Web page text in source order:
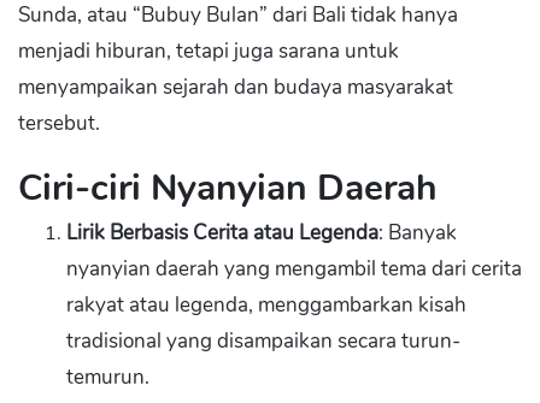
Sunda, atau “Bubuy Bulan” dari Bali tidak hanya
menjadi hiburan, tetapi juga sarana untuk
menyampaikan sejarah dan budaya masyarakat
tersebut.
Ciri-ciri Nyanyian Daerah
Lirik Berbasis Cerita atau Legenda: Banyak
nyanyian daerah yang mengambil tema dari cerita
rakyat atau legenda, menggambarkan kisah
tradisional yang disampaikan secara turun-
temurun.